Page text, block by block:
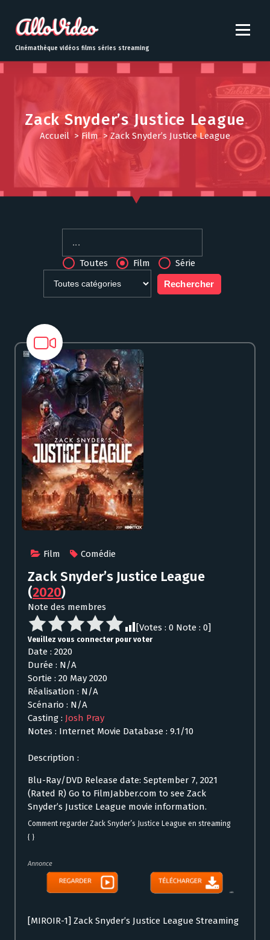
t
o
Cinémathèque vidéos films séries streaming
Zack Snyder’s Justice League
Accueil > Film>Zack Snyder’s Justice League
Toutes Film Série
Film Comédie
Zack Snyder’s Justice League
(2020)
Note des membres
[Votes : 0 Note : 0]
Veuillez vous connecter pour voter
Date : 2020
Durée : N/A
Sortie : 20 May 2020
Réalisation : N/A
Scénario : N/A
Casting : Josh Pray
Notes : Internet Movie Database : 9.1/10
Description :
Blu-Ray/DVD Release date: September 7, 2021
(Rated R) Go to FilmJabber.com to see Zack
Snyder’s Justice League movie information.
Comment regarder Zack Snyder’s Justice League en streaming
{ }
Annonce
[MIROIR-1] Zack Snyder’s Justice League Streaming